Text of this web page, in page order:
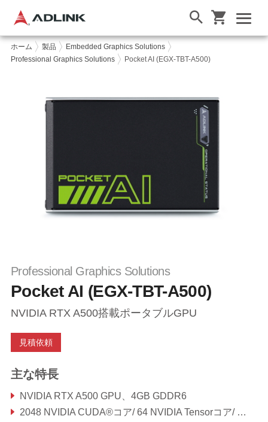
ホーム 製品
Embedded Graphics Solutions
Professional Graphics Solutions
Pocket AI (EGX-TBT-A500)
Professional Graphics Solutions
Pocket AI (EGX-TBT-A500)
NVIDIA RTX A500搭載ポータブルGPU
見積依頼
主な特長
NVIDIA RTX A500 GPU、4GB GDDR6
2048 NVIDIA CUDA®コア/ 64 NVIDIA Tensorコア/ 16 NVIDIA RTコア